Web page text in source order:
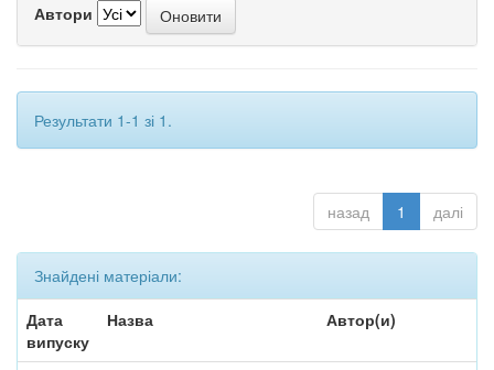
Автори
Результати 1-1 зі 1.
назад 1 далі
Знайдені матеріали:
Дата
випуску
Назва Автор(и)